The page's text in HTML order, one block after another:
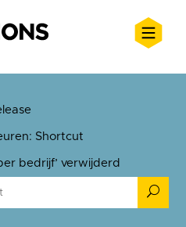
Shortcut
bedrijf’ verwijderd
U